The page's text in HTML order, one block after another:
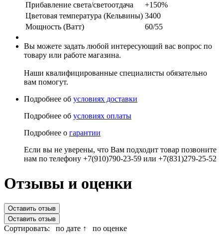
Прибавление света/светоотдача
+150%
Цветовая температура (Кельвины) 3400
Мощность (Ватт)
60/55
Вы можете задать любой интересующий вас вопрос по
товару или работе магазина.
Наши квалифицированные специалисты обязательно
вам помогут.
Подробнее об условиях доставки
Подробнее об условиях оплаты
Подробнее о гарантии
Если вы не уверены, что Вам подходит товар позвоните
нам по телефону +7(910)790-23-59 или +7(831)279-25-52
Отзывы и оценки
Оставить отзыв
Оставить отзыв
Сортировать: по дате ↑ по оценке